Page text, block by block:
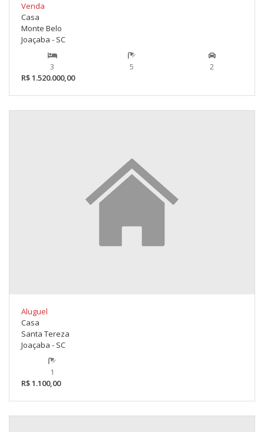
Venda
Casa
Monte Belo
Joaçaba - SC
3 5
2
R$ 1.520.000,00
Aluguel
Casa
Santa Tereza
Joaçaba - SC
1
R$ 1.100,00